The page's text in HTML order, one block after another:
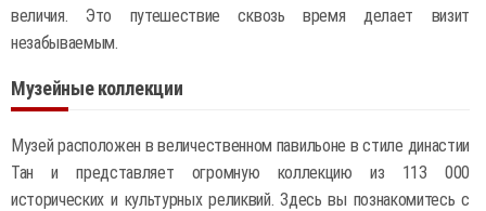
величия. Это путешествие сквозь время делает визит
незабываемым.
Музейные коллекции
Музей расположен в величественном павильоне в стиле династии
Тан и представляет огромную коллекцию из 113 000
исторических и культурных реликвий. Здесь вы познакомитесь с